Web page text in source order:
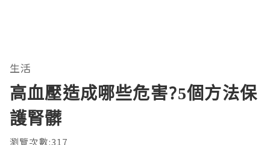
生活
高血壓造成哪些危害?5個方法保
護腎髒
瀏覽次數:317